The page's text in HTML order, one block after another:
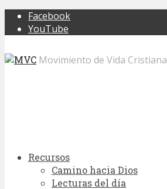
Facebook
YouTube
Movimiento de Vida Cristiana
Recursos
Camino hacia Dios
Lecturas del día